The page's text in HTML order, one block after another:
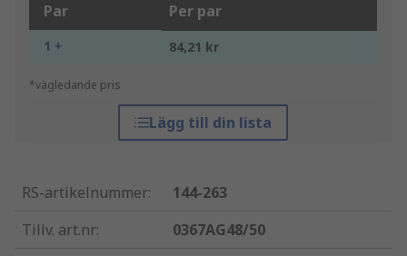
Par Per par
1 + 84,21 kr
*vägledande pris
Lägg till din lista
RS-artikelnummer:
144-263
Tillv. art.nr:
0367AG48/50